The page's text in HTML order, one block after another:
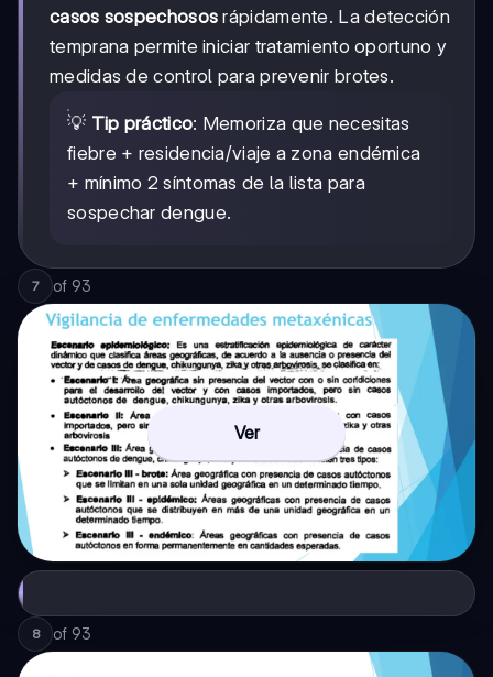
casos sospechosos rápidamente. La detección
temprana permite iniciar tratamiento oportuno y
medidas de control para prevenir brotes.
💡 Tip práctico: Memoriza que necesitas
fiebre + residencia/viaje a zona endémica
+ mínimo 2 síntomas de la lista para
sospechar dengue.
7 of 93
Ver
8 of 93